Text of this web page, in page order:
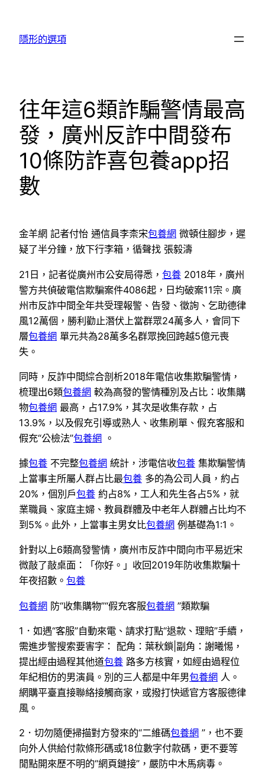
隱形的選項
往年這6類詐騙警情最高
發，廣州反詐中間發布
10條防詐喜包養app招
數
金羊網 記者付怡 通信員李柰宋包養網 微頓住腳步，遲
疑了半分鐘，放下行李箱，循聲找 張毅濤
21日，記者從廣州市公安局得悉， 包養 2018年，廣州
警方共偵破電信欺騙案件4086起，日均破案11宗。廣
州市反詐中間全年共受理報警、告發、徵詢、乞助德律
風12萬個，勝利勸止潛伏上當群眾24萬多人，會同下
層包養網 單元共為28萬多名群眾挽回跨越5億元喪
失。
同時，反詐中間綜合剖析2018年電信收集欺騙警情，
梳理出6類包養網 較為高發的警情種別及占比：收集購
物包養網 最高，占17.9%，其次是收集存款，占
13.9%，以及假充引導或熟人、收集刷單、假充客服和
假充“公檢法”包養網 。
據包養 不完整包養網 統計，涉電信收包養 集欺騙警情
上當事主所屬人群占比最包養 多的為公司人員，約占
20%，個別戶包養 約占8%，工人和先生各占5%，就
業職員、家庭主婦、教員群體及中老年人群體占比均不
到5%。此外，上當事主男女比包養網 例基礎為1:1。
針對以上6類高發警情，廣州市反詐中間向市平易近宋
微敲了敲桌面：「你好。」收回2019年防收集欺騙十
年夜招數。 包養
包養網 防“收集購物”“假充客服包養網 ”類欺騙
1．如遇“客服”自動來電、請求打點“退款、理賠”手續，
需進步警搜索要害字： 配角：葉秋鎖|副角：謝曦惕，
提出經由過程其他道包養 路多方核實，如經由過程位
年紀相仿的男演員。別的三人都是中年男包養網 人。
網購平臺直接聯絡接觸商家，或撥打快遞官方客服德律
風。
2．切勿隨便掃描對方發來的“二維碼包養網 ”，也不要
向外人供給付款條形碼或18位數字付款碼，更不要等
閒點開來歷不明的“網頁鏈接”，嚴防中木馬病毒。